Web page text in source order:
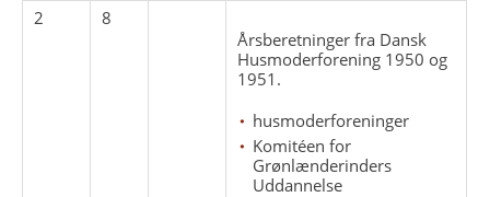
2
8
Årsberetninger fra Dansk
Husmoderforening 1950 og
1951.
husmoderforeninger
Komitéen for
Grønlænderinders
Uddannelse